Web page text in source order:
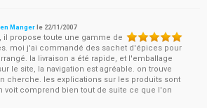
Manger le 22/11/2007
il propose toute une gamme de
moi j'ai commandé des sachet d'épices pour
la livraison a été rapide, et l'emballage
le site, la navigation est agréable. on trouve
cherche. les explications sur les produits sont
voit comprend bien tout de suite ce que l'on